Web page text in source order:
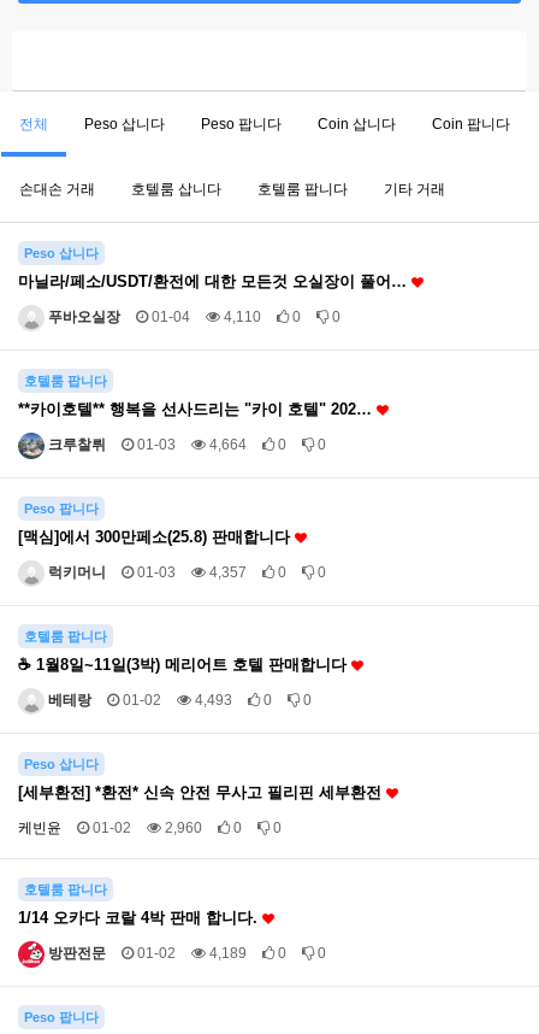
전체 Peso 삽니다 Peso 팝니다 Coin 삽니다 Coin 팝니다
손대손 거래 호텔룸 삽니다 호텔룸 팝니다 기타 거래
Peso 삽니다
마닐라/페소/USDT/환전에 대한 모든것 오실장이 풀어…
푸바오실장 01-04 4,110 0 0
호텔룸 팝니다
**카이호텔** 행복을 선사드리는 "카이 호텔" 202…
크루찰뤼 01-03 4,664 0 0
Peso 팝니다
[맥심]에서 300만페소(25.8) 판매합니다
럭키머니 01-03 4,357 0 0
호텔룸 팝니다
☕ 1월8일~11일(3박) 메리어트 호텔 판매합니다
베테랑 01-02 4,493 0 0
Peso 삽니다
[세부환전] *환전* 신속 안전 무사고 필리핀 세부환전
케빈윤 01-02 2,960 0 0
호텔룸 팝니다
1/14 오카다 코랄 4박 판매 합니다.
방판전문 01-02 4,189 0 0
Peso 팝니다